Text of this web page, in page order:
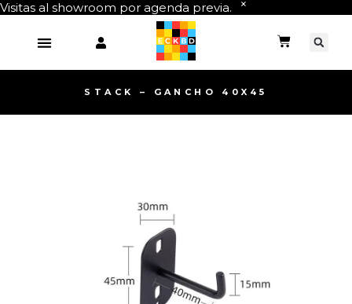
Visitas al showroom por agenda previa.
STACK – GANCHO 40X45